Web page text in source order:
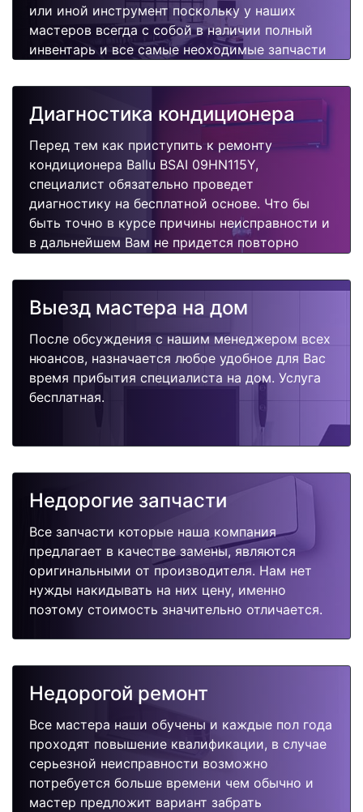
или иной инструмент поскольку у наших
мастеров всегда с собой в наличии полный
инвентарь и все самые неоходимые запчасти
быстро, качественно и недорого.
Диагностика кондиционера
Перед тем как приступить к ремонту
кондиционера Ballu BSAI 09HN115Y,
специалист обязательно проведет
диагностику на бесплатной основе. Что бы
быть точно в курсе причины неисправности и
в дальнейшем Вам не придется повторно
поломок.
Выезд мастера на дом
После обсуждения с нашим менеджером всех
нюансов, назначается любое удобное для Вас
время прибытия специалиста на дом. Услуга
бесплатная.
Недорогие запчасти
Все запчасти которые наша компания
предлагает в качестве замены, являются
оригинальными от производителя. Нам нет
нужды накидывать на них цену, именно
поэтому стоимость значительно отличается.
Недорогой ремонт
Все мастера наши обучены и каждые пол года
проходят повышение квалификации, в случае
серьезной неисправности возможно
потребуется больше времени чем обычно и
мастер предложит вариант забрать